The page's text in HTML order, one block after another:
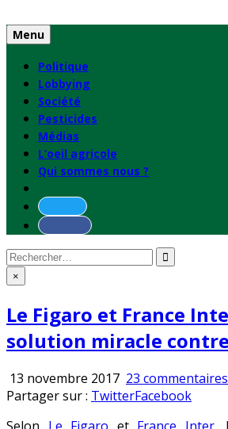
to
content
Menu
Politique
Lobbying
Société
Pesticides
Médias
L’oeil agricole
Qui sommes nous ?
Rechercher
: ×
Le Figaro et France
solution miracle
13 novembre 2017 23 commentaires
Partager sur : TwitterFacebook